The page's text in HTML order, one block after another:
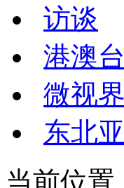
访谈
港澳
微视界
东北
当前位置